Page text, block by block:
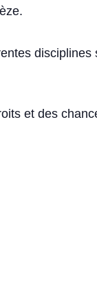
disciplines
et des